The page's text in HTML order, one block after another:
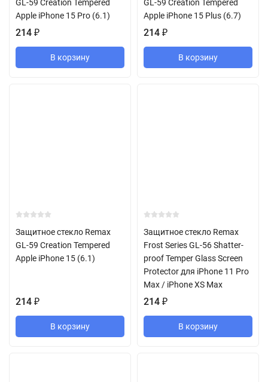
GL-59 Creation Tempered
Apple iPhone 15 Pro (6.1)
214 ₽
В корзину
GL-59 Creation Tempered
Apple iPhone 15 Plus (6.7)
214 ₽
В корзину
Защитное стекло Remax
GL-59 Creation Tempered
Apple iPhone 15 (6.1)
214 ₽
В корзину
Защитное стекло Remax
Frost Series GL-56 Shatter-
proof Temper Glass Screen
Protector для iPhone 11 Pro
Max / iPhone XS Max
214 ₽
В корзину